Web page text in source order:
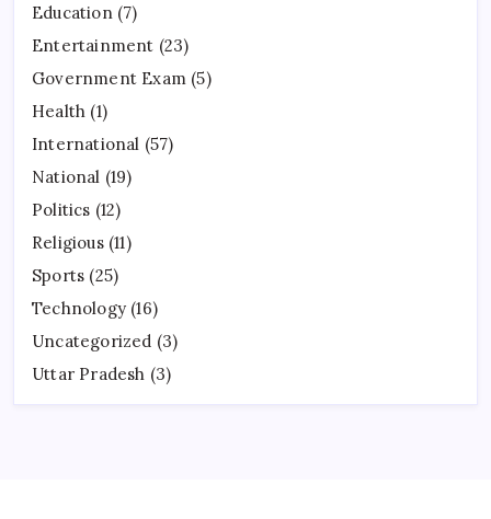
Education(7)
Entertainment (23)
Government Exam (5)
Health (1)
International (57)
National (19)
Politics (12)
Religious(11)
Sports (25)
Technology (16)
Uncategorized (3)
Uttar Pradesh (3)